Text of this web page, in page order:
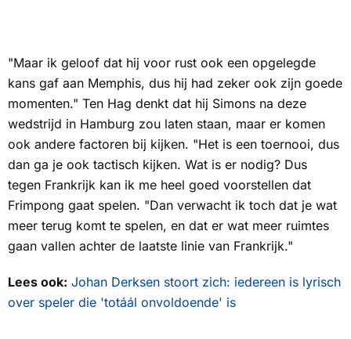
"Maar ik geloof dat hij voor rust ook een opgelegde
kans gaf aan Memphis, dus hij had zeker ook zijn goede
momenten." Ten Hag denkt dat hij Simons na deze
wedstrijd in Hamburg zou laten staan, maar er komen
ook andere factoren bij kijken. "Het is een toernooi, dus
dan ga je ook tactisch kijken. Wat is er nodig? Dus
tegen Frankrijk kan ik me heel goed voorstellen dat
Frimpong gaat spelen. "Dan verwacht ik toch dat je wat
meer terug komt te spelen, en dat er wat meer ruimtes
gaan vallen achter de laatste linie van Frankrijk."
Lees ook: Johan Derksen stoort zich: iedereen is lyrisch
over speler die 'totáál onvoldoende' is